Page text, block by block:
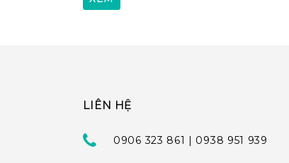
LIÊN HỆ
0906 323 861 | 0938 951 939